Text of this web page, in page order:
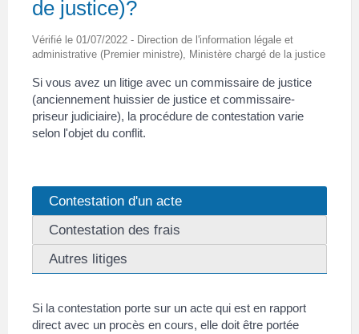
de justice)?
Vérifié le 01/07/2022 - Direction de l'information légale et
administrative (Premier ministre), Ministère chargé de la justice
Si vous avez un litige avec un commissaire de justice
(anciennement huissier de justice et commissaire-
priseur judiciaire), la procédure de contestation varie
selon l'objet du conflit.
Contestation d'un acte
Contestation des frais
Autres litiges
Si la contestation porte sur un acte qui est en rapport
direct avec un procès en cours, elle doit être portée